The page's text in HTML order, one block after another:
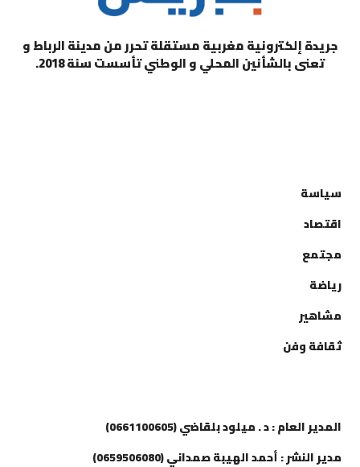
جريدة إلكترونية مغربية مستقلة تحرر من مدينة الرباط و
تعنى بالشأنين المحلي و الوطني تأسست سنة 2018.
سياسة
اقتصاد
مجتمع
رياضة
مشاهير
ثقافة وفن
المدير العام : د . ميلود بلقاضي (0661100605)
مدير النشر : أحمد الهيبة صمداني (0659506080)